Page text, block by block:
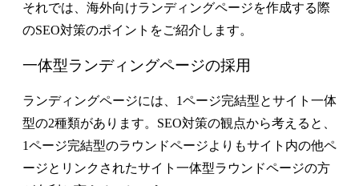
それでは、海外向けランディングページを作成する際
のSEO対策のポイントをご紹介します。
一体型ランディングページの採用
ランディングページには、1ページ完結型とサイト一体
型の2種類があります。SEO対策の観点から考えると、
1ページ完結型のラウンドページよりもサイト内の他ペ
ージとリンクされたサイト一体型ラウンドページの方